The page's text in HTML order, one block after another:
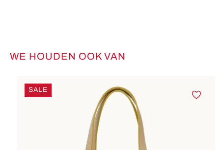
Productgalerij overslaan
WE HOUDEN OOK VAN
SALE